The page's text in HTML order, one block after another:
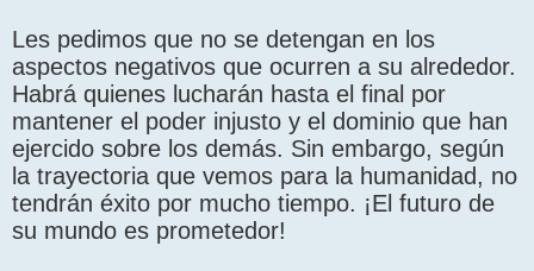
Les pedimos que no se detengan en los
aspectos negativos que ocurren a su alrededor.
Habrá quienes lucharán hasta el final por
mantener el poder injusto y el dominio que han
ejercido sobre los demás. Sin embargo, según
la trayectoria que vemos para la humanidad, no
tendrán éxito por mucho tiempo. ¡El futuro de
su mundo es prometedor!